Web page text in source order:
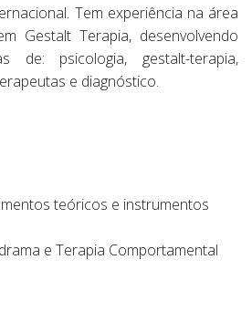
Tem experiência na área
Gestalt Terapia, desenvolvendo
de: psicologia, gestalt-terapia,
e diagnóstico.
teóricos e instrumentos
e Terapia Comportamental